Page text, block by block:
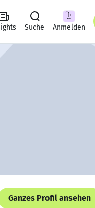
Suche Anmelden
Ganzes Profil ansehen